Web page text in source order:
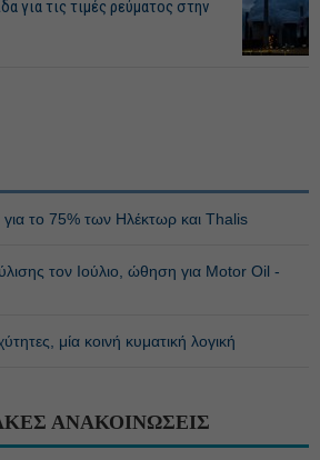
για τις τιμές ρεύματος στην
το 75% των Ηλέκτωρ και Thalis
τον Ιούλιο, ώθηση για Motor Oil -
μία κοινή κυματική λογική
ΑΝΑΚΟΙΝΩΣΕΙΣ